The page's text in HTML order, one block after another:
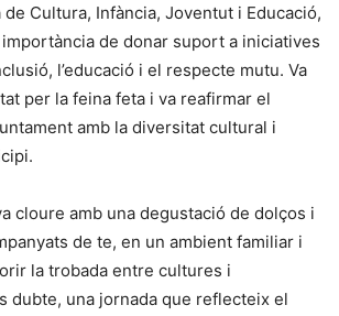
Cultura, Infància, Joventut i Educació,
de donar suport a iniciatives
l’educació i el respecte mutu. Va
per la feina feta i va reafirmar el
amb la diversitat cultural i
cloure amb una degustació de dolços i
de te, en un ambient familiar i
la trobada entre cultures i
dubte, una jornada que reflecteix el